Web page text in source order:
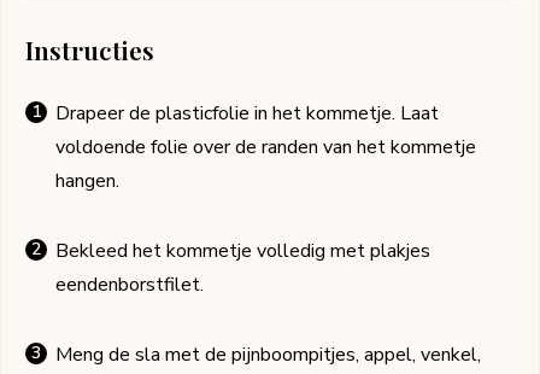
Instructies
Drapeer de plasticfolie in het kommetje. Laat
voldoende folie over de randen van het kommetje
hangen.
Bekleed het kommetje volledig met plakjes
eendenborstfilet.
Meng de sla met de pijnboompitjes, appel, venkel,